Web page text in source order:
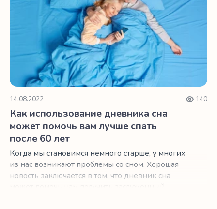
14.08.2022 140
Как использование дневника сна
может помочь вам лучше спать
после 60 лет
Когда мы становимся немного старше, у многих
из нас возникают проблемы со сном. Хорошая
новость заключается в том, что дневник сна